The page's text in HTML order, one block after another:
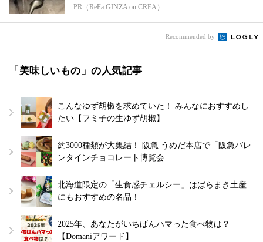
PR（ReFa GINZA on CREA）
Recommended by
「美味しいもの」の人気記事
こんなゆず胡椒を求めていた！ みんなにおすすめし
たい【フミ子の生ゆず胡椒】
約3000種類が大集結！ 阪急 うめだ本店で「阪急バレ
ンタインチョコレート博覧会…
北海道限定の「生食感チェルシー」はばらまき土産
にもおすすめの名品！
2025年、あなたがいちばんハマった食べ物は？
【Domaniアワード】